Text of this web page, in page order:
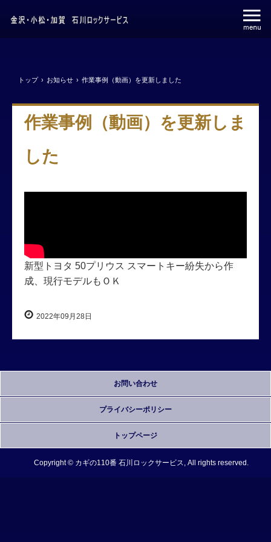
トップ › お知らせ › 作業事例（動画）を更新しました
作業事例（動画）を更新しま
した
新型トヨタ 50プリウス スマートキー紛失から作
成、現行モデルもＯＫ
2022年09月28日
お問い合わせ
プライバシーポリシー
トップページ
Copyright © カギの110番 石川ロックサービス, All rights reserved.